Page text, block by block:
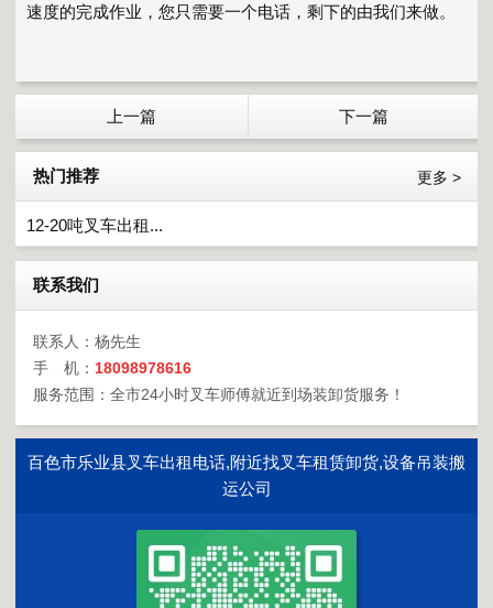
速度的完成作业，您只需要一个电话，剩下的由我们来做。
上一篇 下一篇
热门推荐 更多 >
12-20吨叉车出租...
联系我们
联系人：杨先生
手 机： 18098978616
服务范围：全市24小时叉车师傅就近到场装卸货服务！
百色市乐业县叉车出租电话,附近找叉车租赁卸货,设备吊装搬
运公司